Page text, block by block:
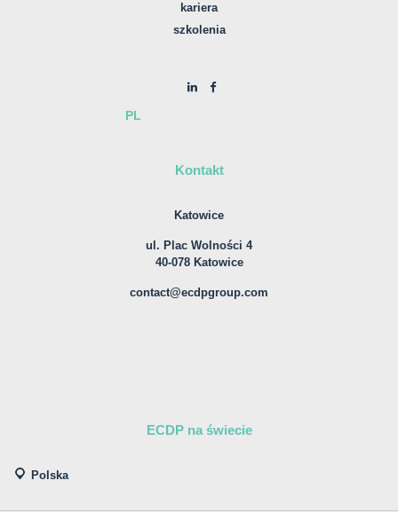
kariera
szkolenia
PL
Kontakt
Katowice
ul. Plac Wolności 4
40-078 Katowice
contact@ecdpgroup.com
ECDP na świecie
Polska